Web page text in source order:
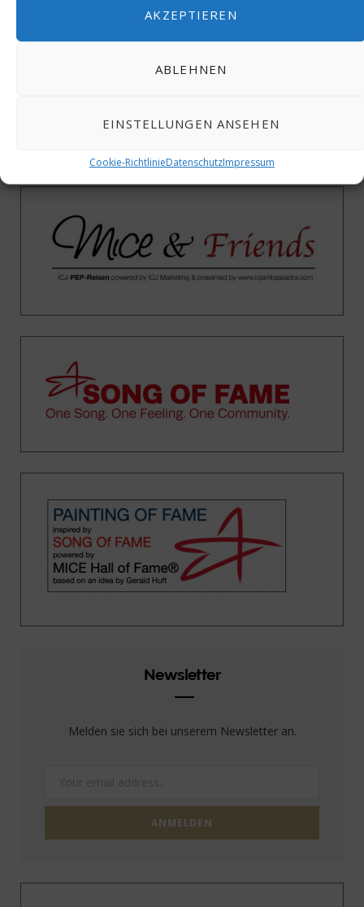
AKZEPTIEREN
ABLEHNEN
EINSTELLUNGEN ANSEHEN
Cookie-RichtlinieDatenschutzImpressum
Newsletter
Melden sie sich bei unserem Newsletter an.